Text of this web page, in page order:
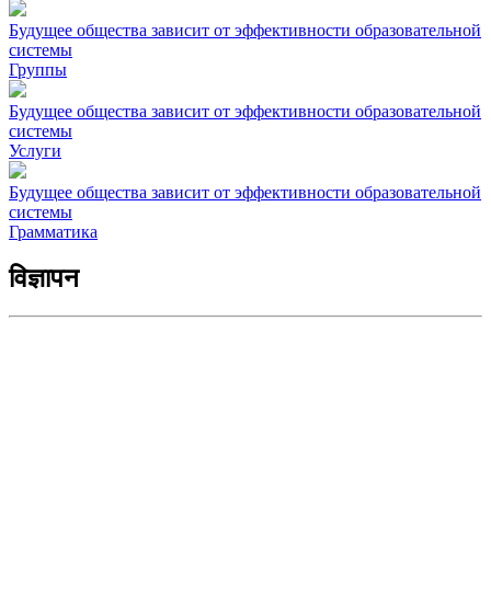
Будущее общества зависит от эффективности образовательной
системы
Группы
Будущее общества зависит от эффективности образовательной
системы
Услуги
Будущее общества зависит от эффективности образовательной
системы
Грамматика
विज्ञापन